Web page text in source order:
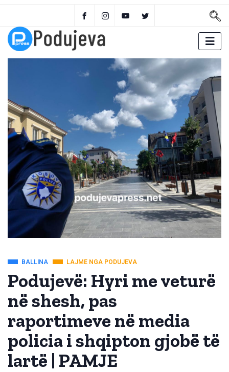
BALLINA LAJME NGA PODUJEVA
Podujevë: Hyri me veturë
në shesh, pas
raportimeve në media
policia i shqipton gjobë të
lartë | PAMJE